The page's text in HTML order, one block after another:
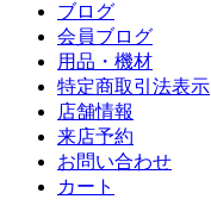
ブログ
会員ブログ
用品・機材
特定商取引法表示
店舗情報
来店予約
お問い合わせ
カート